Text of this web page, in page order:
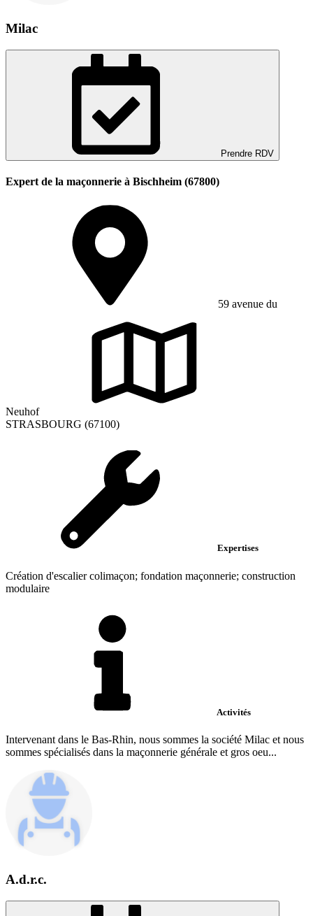
Milac
Prendre RDV
Expert de la maçonnerie à Bischheim (67800)
59 avenue du
Neuhof
STRASBOURG (67100)
Expertises
Création d'escalier colimaçon; fondation maçonnerie; construction
modulaire
Activités
Intervenant dans le Bas-Rhin, nous sommes la société Milac et nous
sommes spécialisés dans la maçonnerie générale et gros oeu...
A.d.r.c.